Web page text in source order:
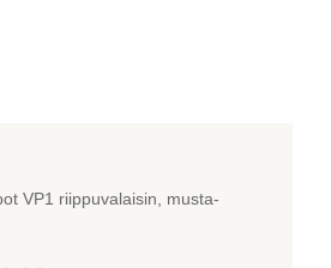
VP1 riippuvalaisin, musta-